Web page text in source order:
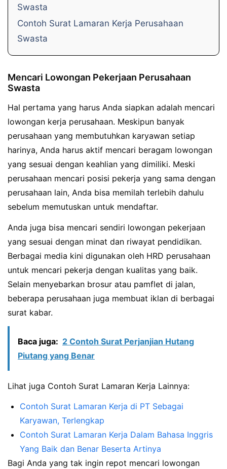
Swasta
Contoh Surat Lamaran Kerja Perusahaan
Swasta
Mencari Lowongan Pekerjaan Perusahaan
Swasta
Hal pertama yang harus Anda siapkan adalah mencari
lowongan kerja perusahaan. Meskipun banyak
perusahaan yang membutuhkan karyawan setiap
harinya, Anda harus aktif mencari beragam lowongan
yang sesuai dengan keahlian yang dimiliki. Meski
perusahaan mencari posisi pekerja yang sama dengan
perusahaan lain, Anda bisa memilah terlebih dahulu
sebelum memutuskan untuk mendaftar.
Anda juga bisa mencari sendiri lowongan pekerjaan
yang sesuai dengan minat dan riwayat pendidikan.
Berbagai media kini digunakan oleh HRD perusahaan
untuk mencari pekerja dengan kualitas yang baik.
Selain menyebarkan brosur atau pamflet di jalan,
beberapa perusahaan juga membuat iklan di berbagai
surat kabar.
Baca juga: 2 Contoh Surat Perjanjian Hutang
Piutang yang Benar
Lihat juga Contoh Surat Lamaran Kerja Lainnya:
Contoh Surat Lamaran Kerja di PT Sebagai
Karyawan, Terlengkap
Contoh Surat Lamaran Kerja Dalam Bahasa Inggris
Yang Baik dan Benar Beserta Artinya
Bagi Anda yang tak ingin repot mencari lowongan